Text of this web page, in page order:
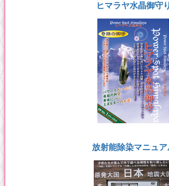
ヒマラヤ水晶御守り
放射能除染マニュア